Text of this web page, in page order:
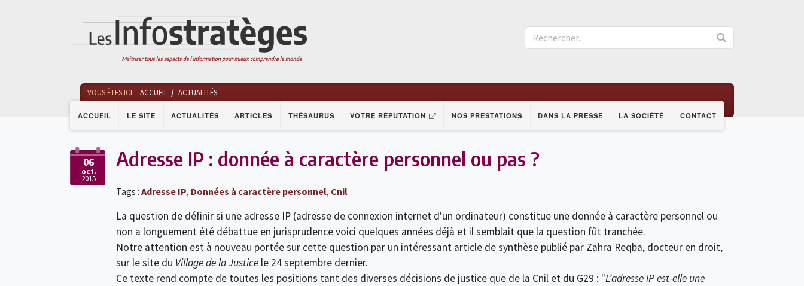
ACCUEIL LE SITE ACTUALITÉS ARTICLES THÉSAURUS VOTRE RÉPUTATION NOS PRESTATIONS DANS LA PRESSE LA SOCIÉTÉ CONTACT
VOUS ÊTES ICI : ACCUEIL ACTUALITÉS
06
oct.
2015
Adresse IP : donnée à caractère personnel ou pas ?
Tags : Adresse IP, Données à caractère personnel, Cnil
La question de définir si une adresse IP (adresse de connexion internet d'un ordinateur) constitue une donnée à caractère personnel ou
non a longuement été débattue en jurisprudence voici quelques années déjà et il semblait que la question fût tranchée.
Notre attention est à nouveau portée sur cette question par un intéressant article de synthèse publié par Zahra Reqba, docteur en droit,
sur le site du Village de la Justicele 24 septembre dernier.
Ce texte rend compte de toutes les positions tant des diverses décisions de justice que de la Cnil et du G29 : "L’adresse IP est-elle une